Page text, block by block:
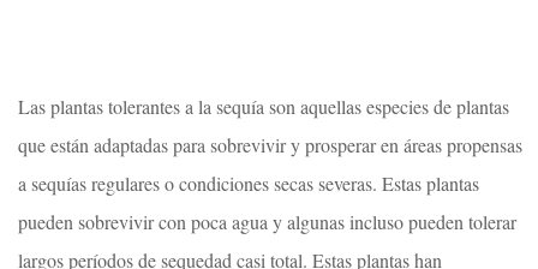
Las plantas tolerantes a la sequía son aquellas especies de plantas
que están adaptadas para sobrevivir y prosperar en áreas propensas
a sequías regulares o condiciones secas severas. Estas plantas
pueden sobrevivir con poca agua y algunas incluso pueden tolerar
largos períodos de sequedad casi total. Estas plantas han